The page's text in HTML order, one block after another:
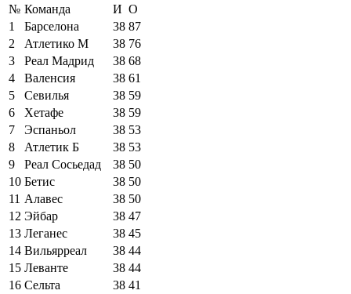
№ Команда И О
1
Барселона 38 87
2
Атлетико М 38 76
3
Реал Мадрид 38 68
4
Валенсия 38 61
5
Севилья 38 59
6
Хетафе 38 59
7
Эспаньол 38 53
8
Атлетик Б 38 53
9
Реал Сосьедад 38 50
10 Бетис 38 50
11 Алавес 38 50
12 Эйбар 38 47
13 Леганес 38 45
14 Вильярреал 38 44
15 Леванте 38 44
16 Сельта 38 41